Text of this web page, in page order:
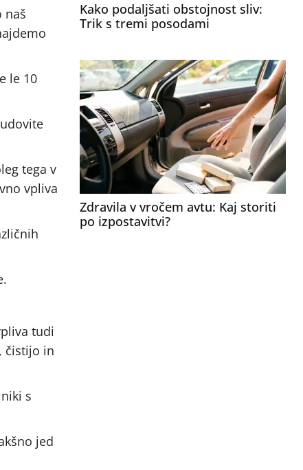
naš
le 10
tega v
vpliva
tudi
čistijo in
s
jed
Kako podaljšati obstojnost sliv:
Trik s tremi posodami
Zdravila v vročem avtu: Kaj storiti
po izpostavitvi?